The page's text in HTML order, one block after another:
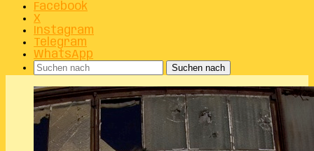
Facebook
X
Instagram
Telegram
WhatsApp
Suchen nach